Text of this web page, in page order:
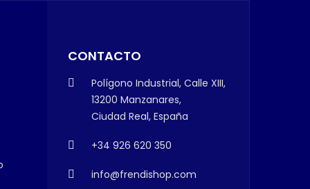
CONTACTO
Polígono Industrial, Calle XIII,
13200 Manzanares,
Ciudad Real, España
+34 926 620 350
info@frendishop.com